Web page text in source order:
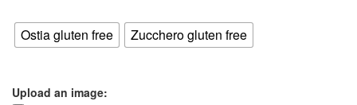
6,50 €
Ostia gluten free Zucchero gluten free
Upload an image: